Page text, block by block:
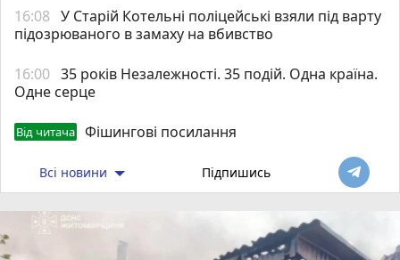
16:08 У Старій Котельні поліцейські взяли під варту
підозрюваного в замаху на вбивство
16:00 35 років Незалежності. 35 подій. Одна країна.
Одне серце
Від читача Фішингові посилання
Всі новини Підпишись